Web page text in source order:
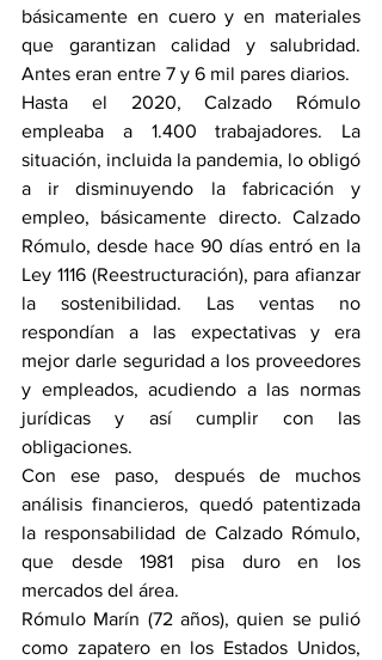
básicamente en cuero y en materiales
que garantizan calidad y salubridad.
Antes eran entre 7 y 6 mil pares diarios.
Hasta el 2020, Calzado Rómulo
empleaba a 1.400 trabajadores. La
situación, incluida la pandemia, lo obligó
a ir disminuyendo la fabricación y
empleo, básicamente directo. Calzado
Rómulo, desde hace 90 días entró en la
Ley 1116 (Reestructuración), para afianzar
la sostenibilidad. Las ventas no
respondían a las expectativas y era
mejor darle seguridad a los proveedores
y empleados, acudiendo a las normas
jurídicas y así cumplir con las
obligaciones.
Con ese paso, después de muchos
análisis financieros, quedó patentizada
la responsabilidad de Calzado Rómulo,
que desde 1981 pisa duro en los
mercados del área.
Rómulo Marín (72 años), quien se pulió
como zapatero en los Estados Unidos,